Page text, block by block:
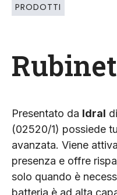
PRODOTTI
Presentato da Idral
(02520/1) possiede
avanzata. Viene
presenza e offre
solo quando è
batteria è ad alta